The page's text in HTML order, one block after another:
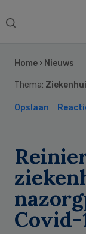
Search
Home › Nieuws
Thema:
Opslaan
Covid-
Sidebar